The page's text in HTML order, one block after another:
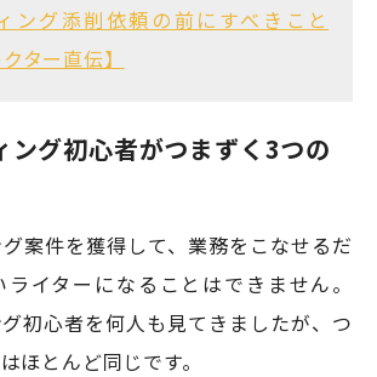
ング添削依頼の前にすべきこと
ター直伝】
ング初心者がつまずく3つの
案件を獲得して、業務をこなせるだ
イターになることはできません。
初心者を何人も見てきましたが、つ
ほとんど同じです。